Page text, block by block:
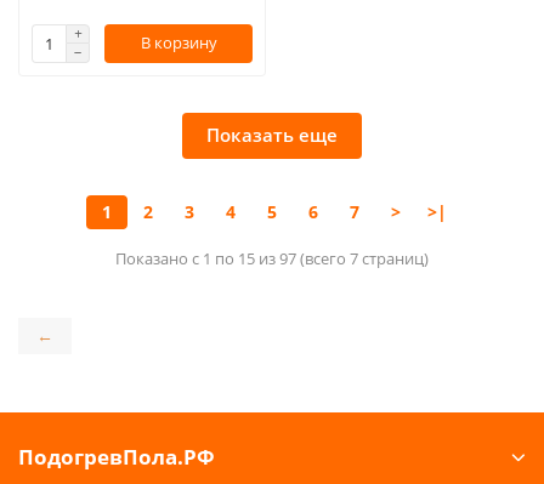
В корзину
Показать еще
1 2 3 4 5 6 7 > >|
Показано с 1 по 15 из 97 (всего 7 страниц)
←
ПодогревПола.РФ